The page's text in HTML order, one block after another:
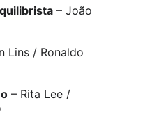
– João
Lins / Ronaldo
– Rita Lee /